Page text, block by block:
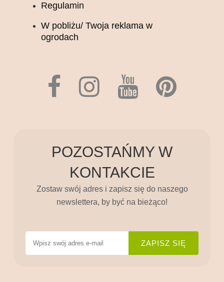
Regulamin
W pobliżu/ Twoja reklama w
ogrodach
POZOSTAŃMY W
KONTAKCIE
Zostaw swój adres i zapisz się do naszego
newslettera, by być na bieżąco!